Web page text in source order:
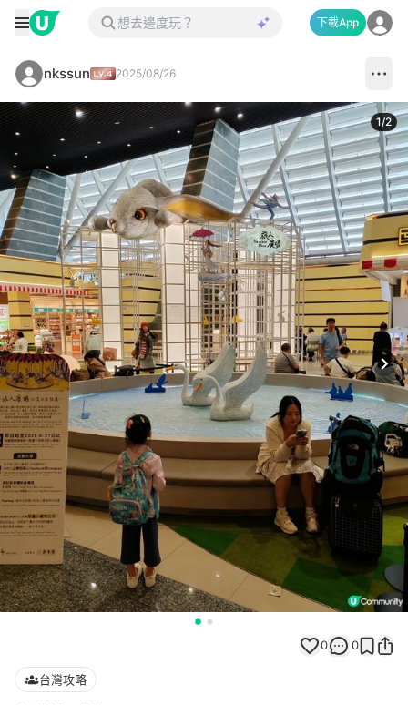
下載App
nkssun 2025/08/26
1/2
0 0
台灣攻略